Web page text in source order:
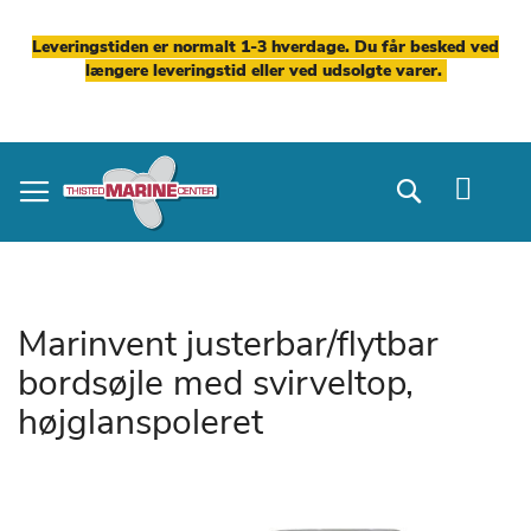
Leveringstiden er normalt 1-3 hverdage. Du får besked ved
længere leveringstid eller ved udsolgte varer.
to
Content
Search
Marinvent justerbar/flytbar
bordsøjle med svirveltop,
højglanspoleret